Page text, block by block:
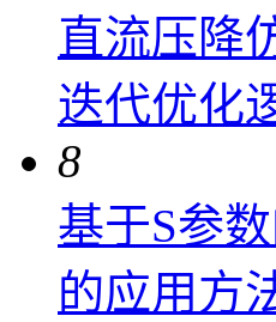
直流压降
迭代优化
8
基于S参
的应用方